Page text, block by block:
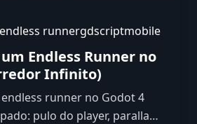
endless runnergdscriptmobile
Endless Runner no
Infinito)
runner no Godot 4
pulo do player, parallax,